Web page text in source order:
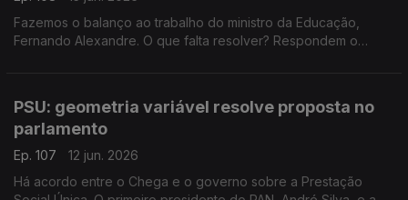
Fazemos o balanço ao trabalho do ministro da Educação,
Fernando Alexandre. O que falta resolver? Respondem o
PSU: geometria variável resolve proposta no
parlamento
Ep. 107
12 jun. 2026
Há acordo entre o Chega e o governo sobre a Prestação